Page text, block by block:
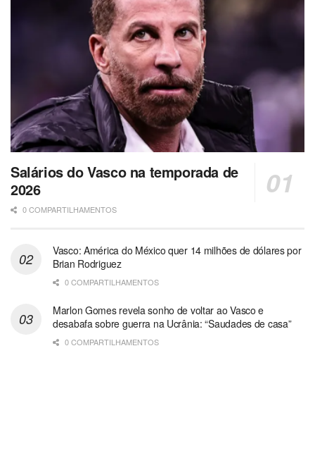
Salários do Vasco na temporada de
2026
0 COMPARTILHAMENTOS
Vasco: América do México quer 14 milhões de dólares por
Brian Rodriguez
0 COMPARTILHAMENTOS
Marlon Gomes revela sonho de voltar ao Vasco e
desabafa sobre guerra na Ucrânia: “Saudades de casa”
0 COMPARTILHAMENTOS